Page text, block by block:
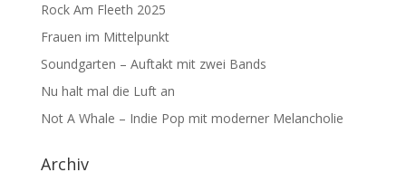
Rock Am Fleeth 2025
Frauen im Mittelpunkt
Soundgarten – Auftakt mit zwei Bands
Nu halt mal die Luft an
Not A Whale – Indie Pop mit moderner Melancholie
Archiv